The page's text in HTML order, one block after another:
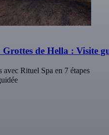
de Hella : Visite
avec Rituel Spa en 7 étapes